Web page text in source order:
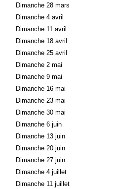
Dimanche 28 mars
Dimanche 4 avril
Dimanche 11 avril
Dimanche 18 avril
Dimanche 25 avril
Dimanche 2 mai
Dimanche 9 mai
Dimanche 16 mai
Dimanche 23 mai
Dimanche 30 mai
Dimanche 6 juin
Dimanche 13 juin
Dimanche 20 juin
Dimanche 27 juin
Dimanche 4 juillet
Dimanche 11 juillet